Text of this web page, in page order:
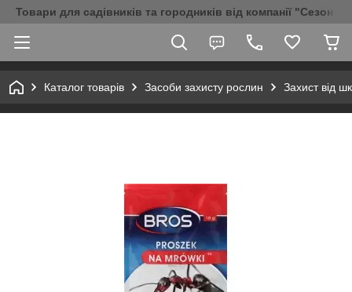
Товари для садівників та городників від компанії "Сезон
Каталог товарів Засоби захисту рослин Захист від